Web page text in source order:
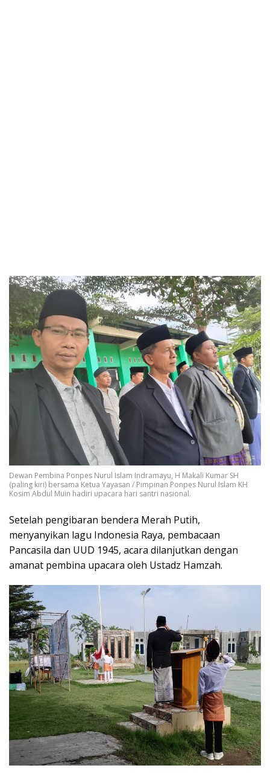
Dewan Pembina Ponpes Nurul Islam Indramayu, H Makali Kumar SH
(paling kiri) bersama Ketua Yayasan / Pimpinan Ponpes Nurul Islam KH
Kosim Abdul Muin hadiri upacara hari santri nasional.
Setelah pengibaran bendera Merah Putih,
menyanyikan lagu Indonesia Raya, pembacaan
Pancasila dan UUD 1945, acara dilanjutkan dengan
amanat pembina upacara oleh Ustadz Hamzah.